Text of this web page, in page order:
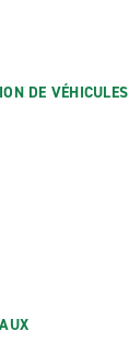
DE VÉHICULES